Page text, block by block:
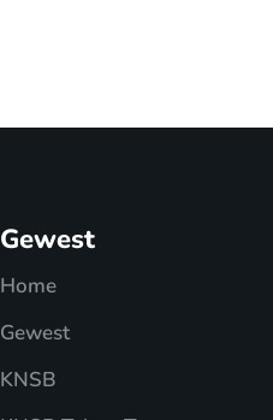
Gewest
Home
Gewest
KNSB